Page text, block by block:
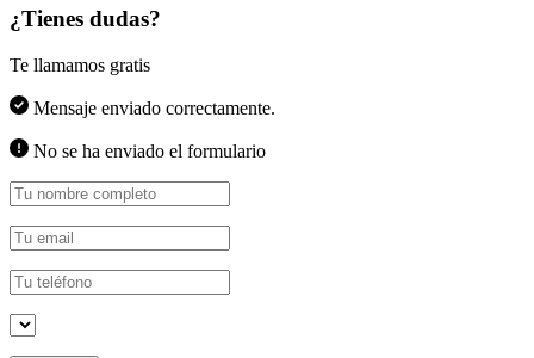
¿Tienes dudas?
Te llamamos gratis
Mensaje enviado correctamente.
No se ha enviado el formulario